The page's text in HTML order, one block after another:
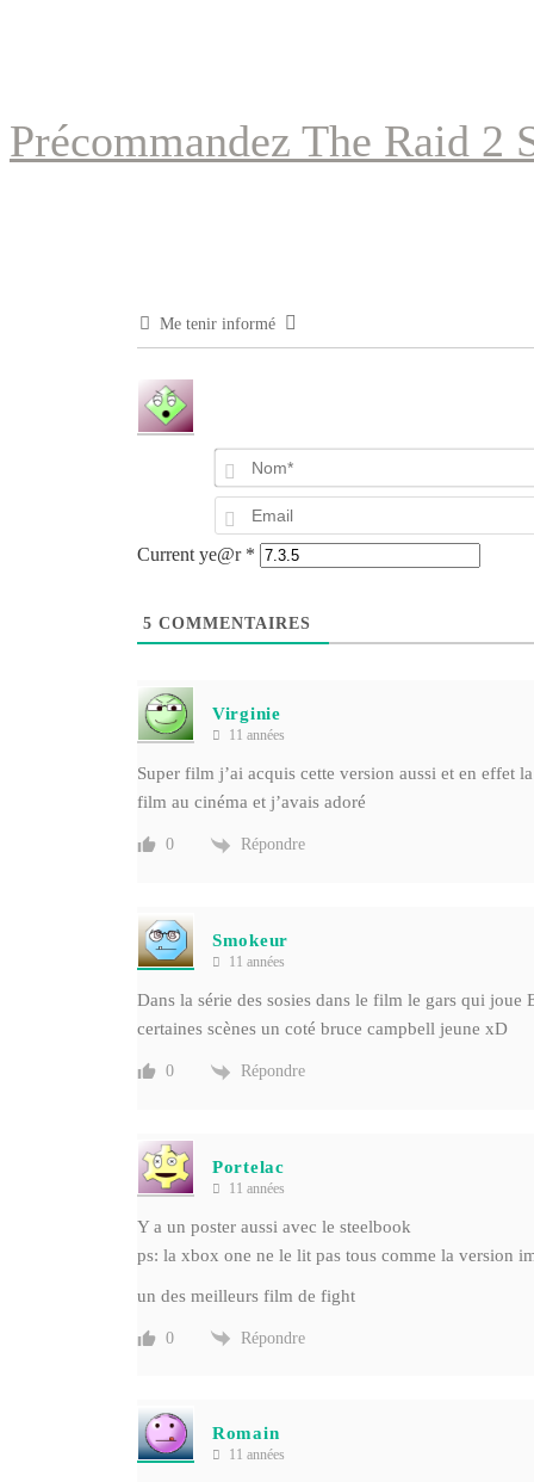
Précommandez The Raid
Me tenir informé
Current ye@r *
5 COMMENTAIRES
Virginie
11 années
Super film j’ai acquis cette version aussi et en effet
film au cinéma et j’avais adoré
0 Répondre
Smokeur
11 années
Dans la série des sosies dans le film le gars qui
certaines scènes un coté bruce campbell jeune xD
0 Répondre
Portelac
11 années
Y a un poster aussi avec le steelbook
ps: la xbox one ne le lit pas tous comme la version
un des meilleurs film de fight
0 Répondre
Romain
11 années